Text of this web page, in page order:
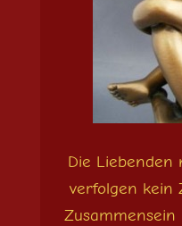
Die Liebenden
verfolgen kein